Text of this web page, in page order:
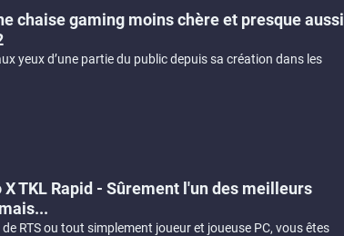
chaise gaming moins chère et presque aussi
yeux d’une partie du public depuis sa création dans les
TKL Rapid - Sûrement l'un des meilleurs
RTS ou tout simplement joueur et joueuse PC, vous êtes